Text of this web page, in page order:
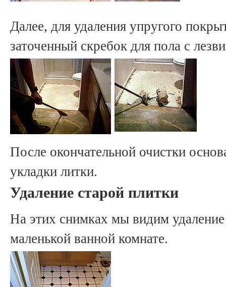
Далее, для удаления упругого
заточенный скребок для пола с
После окончательной очистки
укладки литки.
Удаление старой плитки
На этих снимках мы видим
маленькой ванной комнате.